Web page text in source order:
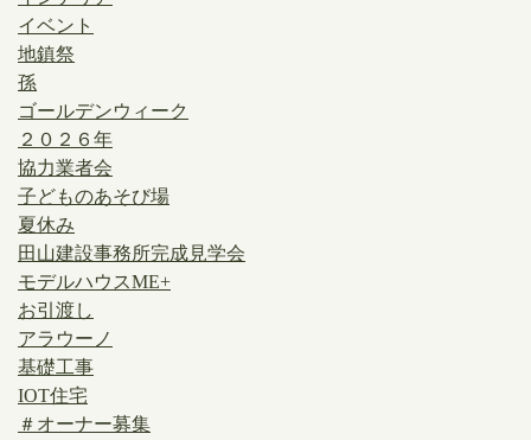
イベント
地鎮祭
孫
ゴールデンウィーク
２０２６年
協力業者会
子どものあそび場
夏休み
田山建設事務所完成見学会
モデルハウスME+
お引渡し
アラウーノ
基礎工事
IOT住宅
＃オーナー募集